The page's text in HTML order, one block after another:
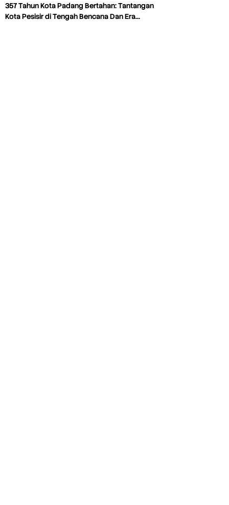
357 Tahun Kota Padang Bertahan: Tantangan
Kota Pesisir di Tengah Bencana Dan Era…